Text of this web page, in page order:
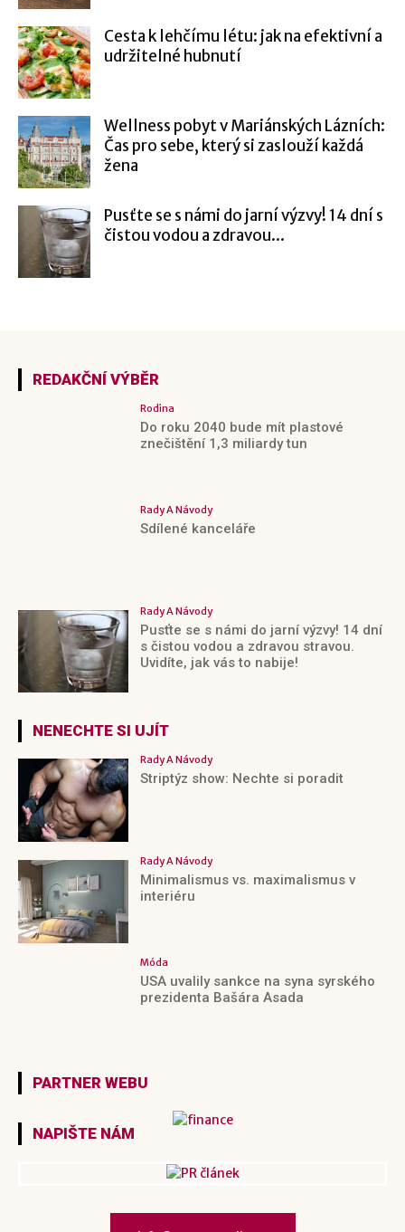
Cesta k lehčímu létu: jak na efektivní a
udržitelné hubnutí
Wellness pobyt v Mariánských Lázních:
Čas pro sebe, který si zaslouží každá
žena
Pusťte se s námi do jarní výzvy! 14 dní s
čistou vodou a zdravou...
REDAKČNÍ VÝBĚR
Rodina
Do roku 2040 bude mít plastové
znečištění 1,3 miliardy tun
Rady A Návody
Sdílené kanceláře
Rady A Návody
Pusťte se s námi do jarní výzvy! 14 dní
s čistou vodou a zdravou stravou.
Uvidíte, jak vás to nabije!
NENECHTE SI UJÍT
Rady A Návody
Striptýz show: Nechte si poradit
Rady A Návody
Minimalismus vs. maximalismus v
interiéru
Móda
USA uvalily sankce na syna syrského
prezidenta Bašára Asada
PARTNER WEBU
NAPIŠTE NÁM